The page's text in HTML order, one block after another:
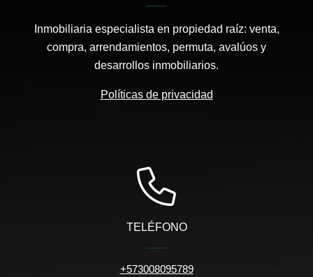
Inmobiliaria especialista en propiedad raíz: venta,
compra, arrendamientos, permuta, avalúos y
desarrollos inmobiliarios.
Políticas de privacidad
TELÉFONO
+573008095789